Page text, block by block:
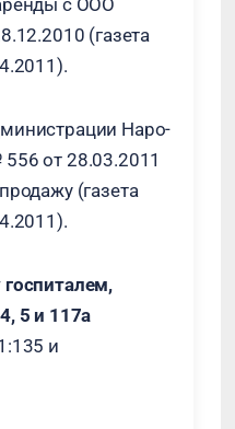
с ООО
(газета
Наро-
от 28.03.2011
(газета
5 и 117а
и